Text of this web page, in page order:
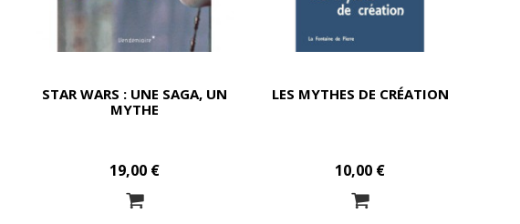
STAR WARS : UNE SAGA, UN
MYTHE
19,00 €
LES MYTHES DE CRÉATION
10,00 €